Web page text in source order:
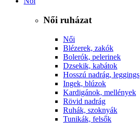
Női ruházat
Női
Blézerek, zakók
Bolerók, pelerinek
Dzsekik, kabátok
Hosszú nadrág, leggings
Ingek, blúzok
Kardigánok, mellények
Rövid nadrág
Ruhák, szoknyák
Tunikák, felsők